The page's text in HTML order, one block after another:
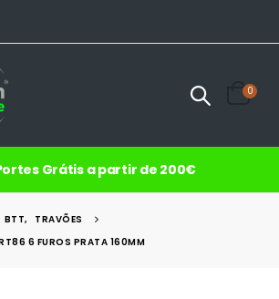
0
Grátis a partir de 200€
BTT,
TRAVÕES
6 FUROS PRATA 160MM